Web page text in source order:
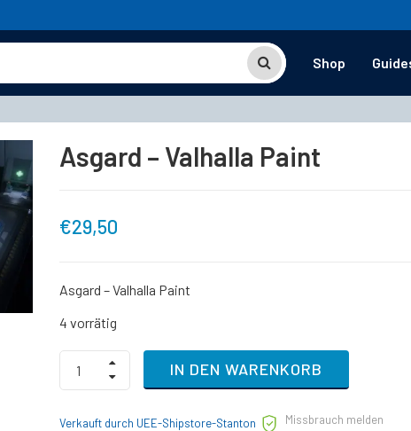
Shop
Asgard – Valhalla Paint
€29,50
Asgard – Valhalla Paint
4 vorrätig
Asgard
Valhalla
quantity
IN DEN WARENKORB
Verkauft durch UEE-Shipstore-Stanton
Missbrauch melden